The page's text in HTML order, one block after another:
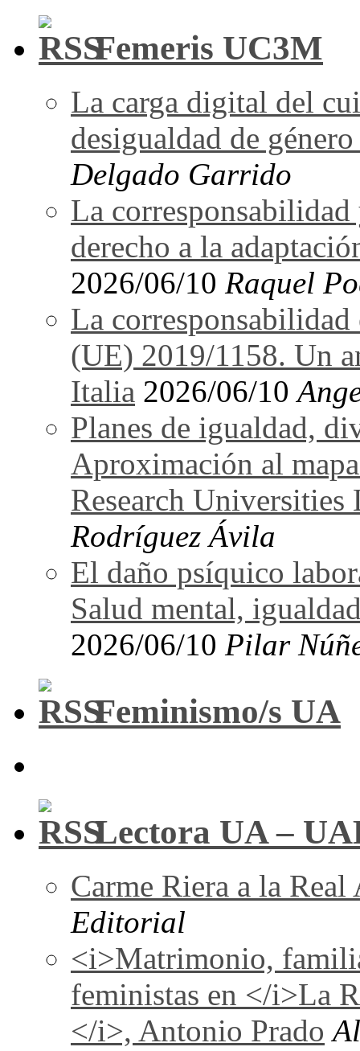
Femeris UC3M
La carga digital del
desigualdad de
Delgado Garrido
La
derecho a la
2026/06/10 Raquel
La
(UE) 2019/1158. Un
Italia 2026/06/10
Planes de igualdad,
Aproximación al
Research Universities
Rodríguez Ávila
El daño psíquico
Salud mental,
2026/06/10 Pilar
Feminismo/s UA
Lectora UA –
Carme Riera a la Real
Editorial
<i>Matrimonio,
feministas en </i>La
</i>, Antonio Prado